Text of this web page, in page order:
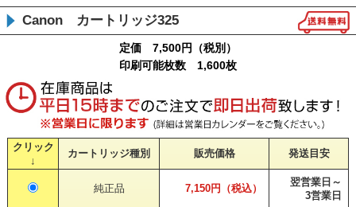
Canon カートリッジ325
定価 7,500円（税別）
印刷可能枚数 1,600枚
クリック
↓
カートリッジ種別 販売価格 発送目安
純正品 7,150円（税込）
翌営業日～
3営業日